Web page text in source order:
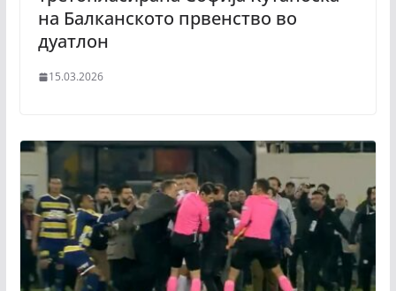
на Балканското првенство во
дуатлон
15.03.2026